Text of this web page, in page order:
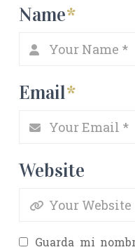
Name*
Email*
Website
Guarda mi